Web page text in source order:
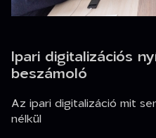
Ipari digitalizációs
beszámoló
Az ipari digitalizáció mit
nélkül